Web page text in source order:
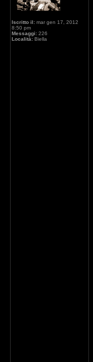
Iscritto il: mar gen 17, 2012
8:50 pm
Messaggi: 226
Località: Biella